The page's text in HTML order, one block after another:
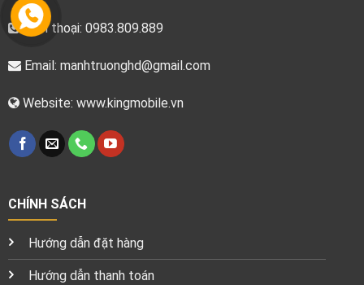
Điện thoại: 0983.809.889
Email: manhtruonghd@gmail.com
Website: www.kingmobile.vn
CHÍNH SÁCH
Hướng dẫn đặt hàng
Hướng dẫn thanh toán